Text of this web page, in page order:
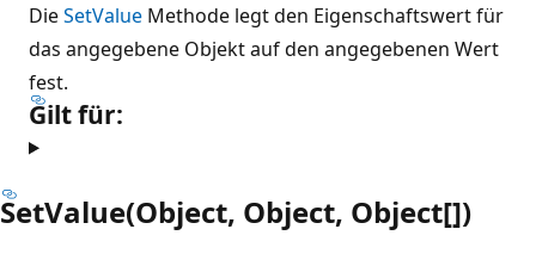
DieSetValue Methode legt den Eigenschaftswert für
das angegebene Objekt auf den angegebenen Wert
fest.
Gilt für:
SetValue(Object, Object, Object[])